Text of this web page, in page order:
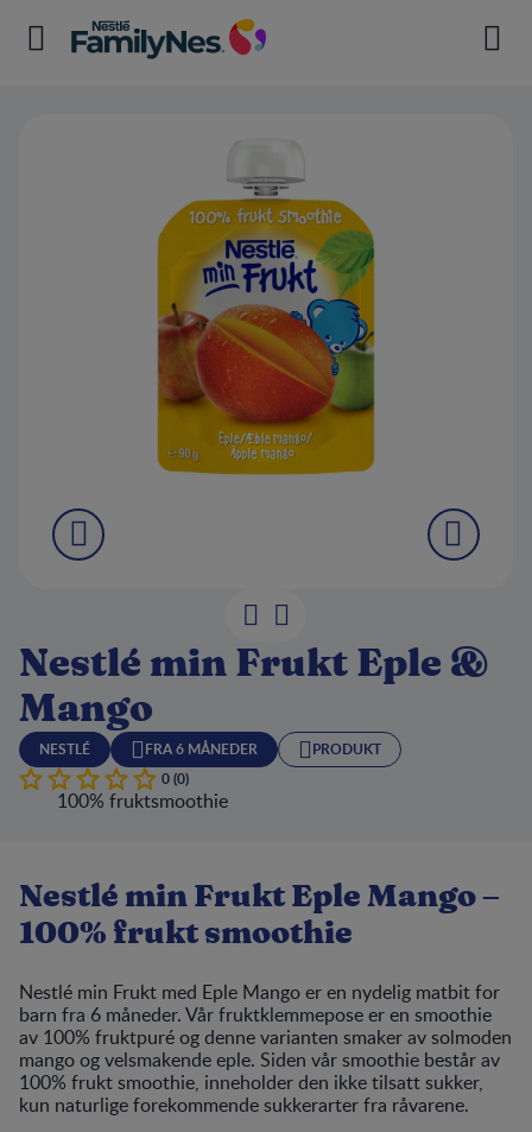
Nestlé min Frukt Eple &
Mango
NESTLÉ FRA 6 MÅNEDER
PRODUKT
0 (0)
100% fruktsmoothie
Nestlé min Frukt Eple Mango –
100% frukt smoothie
Nestlé min Frukt med Eple Mango er en nydelig matbit for
barn fra 6 måneder. Vår fruktklemmepose er en smoothie
av 100% fruktpuré og denne varianten smaker av solmoden
mango og velsmakende eple. Siden vår smoothie består av
100% frukt smoothie, inneholder den ikke tilsatt sukker,
kun naturlige forekommende sukkerarter fra råvarene.